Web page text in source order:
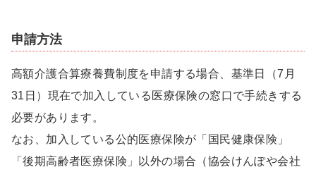
申請方法
高額介護合算療養費制度を申請する場合、基準日（7月
31日）現在で加入している医療保険の窓口で手続きする
必要があります。
なお、加入している公的医療保険が「国民健康保険」
「後期高齢者医療保険」以外の場合（協会けんぽや会社